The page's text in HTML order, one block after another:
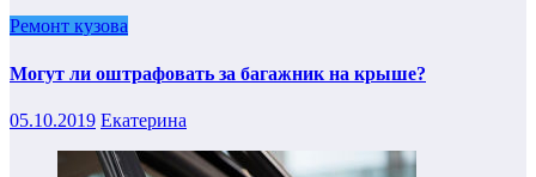
Ремонт кузова
Могут ли оштрафовать за багажник на крыше?
05.10.2019 Екатерина